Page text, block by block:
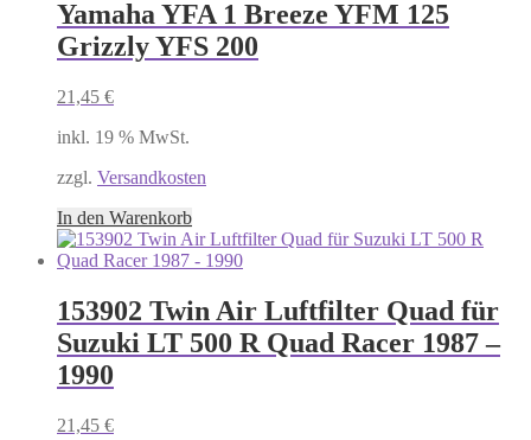
Yamaha YFA 1 Breeze YFM 125
Grizzly YFS 200
21,45 €
inkl. 19 % MwSt.
zzgl. Versandkosten
In den Warenkorb
153902 Twin Air Luftfilter Quad für
Suzuki LT 500 R Quad Racer 1987 –
1990
21,45 €